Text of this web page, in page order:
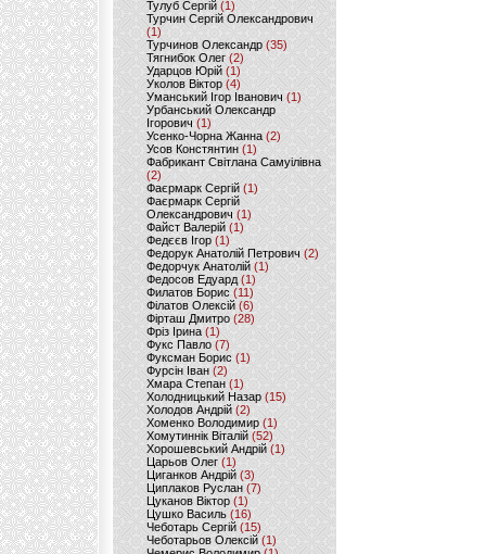
Тулуб Сергій(1)
Турчин Сергій Олександрович
(1)
Турчинов Олександр(35)
Тягнибок Олег (2)
Ударцов Юрій (1)
Уколов Віктор(4)
Уманський Ігор Іванович(1)
Урбанський Олександр
Ігорович (1)
Усенко-Чорна Жанна (2)
Усов Констянтин(1)
Фабрикант Світлана Самуілівна
(2)
Фаєрмарк Сергій(1)
Фаєрмарк Сергій
Олександрович (1)
Файст Валерій(1)
Федєєв Ігор (1)
Федорук Анатолій Петрович (2)
Федорчук Анатолій (1)
Федосов Едуард (1)
Филатов Борис (11)
Філатов Олексій (6)
Фірташ Дмитро (28)
Фріз Ірина (1)
Фукс Павло (7)
Фуксман Борис (1)
Фурсін Іван (2)
Хмара Степан(1)
Холодницький Назар(15)
Холодов Андрій (2)
Хоменко Володимир (1)
Хомутиннік Віталій (52)
Хорошевський Андрій (1)
Царьов Олег (1)
Циганков Андрій (3)
Циплаков Руслан(7)
Цуканов Віктор (1)
Цушко Василь (16)
Чеботарь Сергій (15)
Чеботарьов Олексій (1)